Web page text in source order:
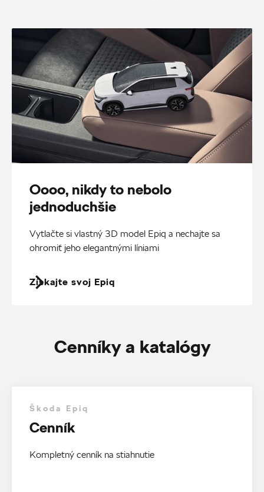
Oooo, nikdy to nebolo
jednoduchšie
Vytlačte si vlastný 3D model Epiq a nechajte sa
ohromiť jeho elegantnými líniami
Získajte svoj Epiq
Cenníky a katalógy
Škoda Epiq
Cenník
Kompletný cenník na stiahnutie